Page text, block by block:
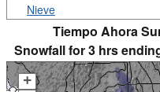
Nieve
Tiempo Ahora
Snowfall for 3 hrs
+